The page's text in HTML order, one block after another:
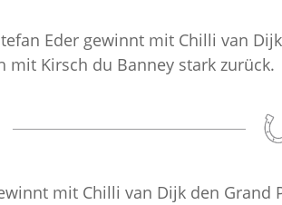
Eder gewinnt mit Chilli van
mit Kirsch du Banney stark zurück.
mit Chilli van Dijk den